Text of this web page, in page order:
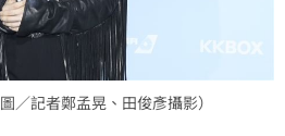
／記者鄭孟晃、田俊彥攝影）